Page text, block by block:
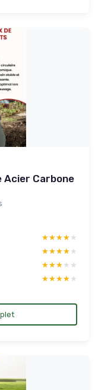
Acier Carbone
★★★★★
★★★★★
★★★★★
★★★★★
★★★★★
★★★★★
★★★★★
★★★★★